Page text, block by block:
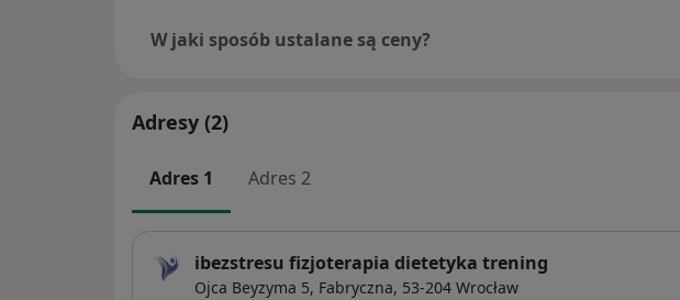
W jaki sposób ustalane są ceny?
Adresy (2)
Adres 1 Adres 2
ibezstresu fizjoterapia dietetyka trening
Ojca Beyzyma 5, Fabryczna, 53-204 Wrocław